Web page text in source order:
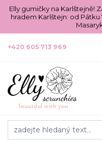
Elly gumičky na Karlštejně!
hradem Karlštejn: od Pátku
+420 605 713 969